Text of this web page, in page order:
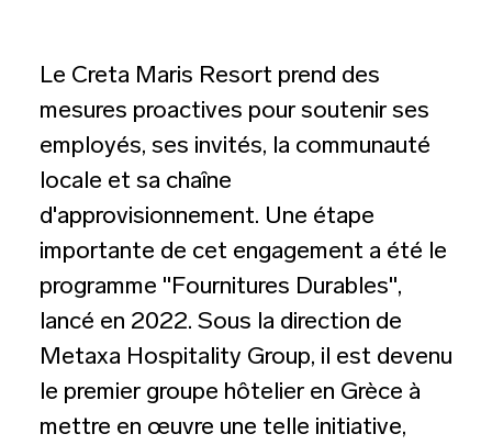
Le Creta Maris Resort prend des
mesures proactives pour soutenir ses
employés, ses invités, la communauté
locale et sa chaîne
d'approvisionnement. Une étape
importante de cet engagement a été le
programme "Fournitures Durables",
lancé en 2022. Sous la direction de
Metaxa Hospitality Group, il est devenu
le premier groupe hôtelier en Grèce à
mettre en œuvre une telle initiative,